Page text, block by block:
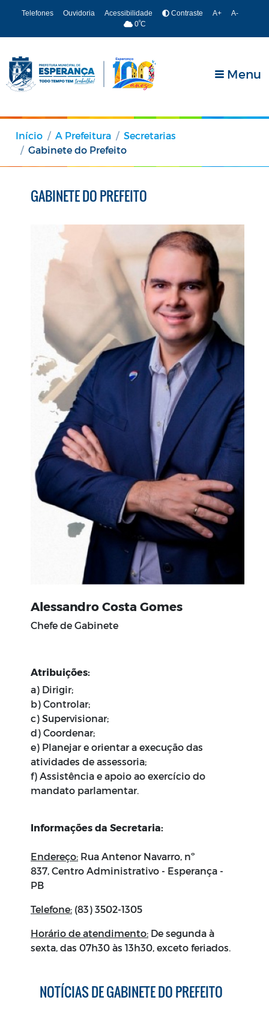
Telefones Ouvidoria Acessibilidade Contraste A+
A-
0ºC
Menu
Início A Prefeitura
Secretarias
Gabinete do Prefeito
GABINETE DO PREFEITO
Alessandro Costa Gomes
Chefe de Gabinete
Atribuições:
a) Dirigir;
b) Controlar;
c) Supervisionar;
d) Coordenar;
e) Planejar e orientar a execução das
atividades de assessoria;
f) Assistência e apoio ao exercício do
mandato parlamentar.
Informações da Secretaria:
Endereço: Rua Antenor Navarro, nº
837, Centro Administrativo - Esperança -
PB
Telefone: (83) 3502-1305
Horário de atendimento: De segunda à
sexta, das 07h30 às 13h30, exceto feriados.
NOTÍCIAS DE GABINETE DO PREFEITO